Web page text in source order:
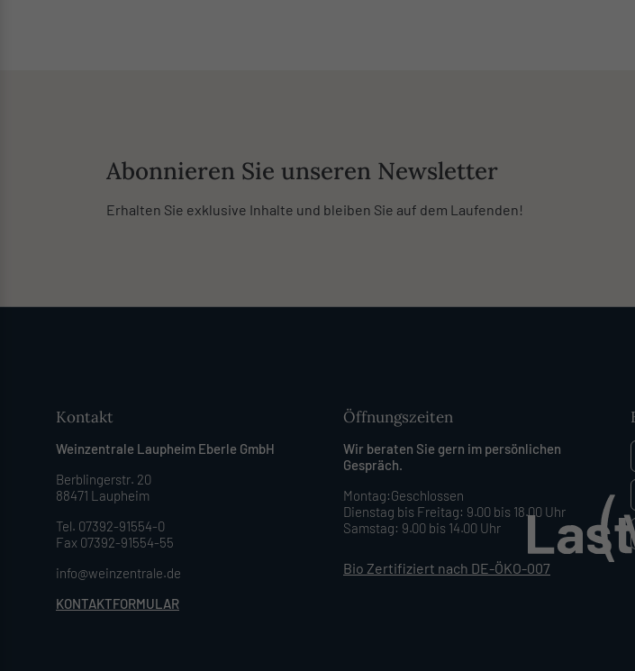
Abonnieren Sie unseren Newsletter
Erhalten Sie exklusive Inhalte und bleiben Sie auf dem Laufenden!
Kontakt
Weinzentrale Laupheim Eberle GmbH
Berblingerstr. 20
88471 Laupheim
Tel. 07392-91554-0
Fax 07392-91554-55
info@weinzentrale.de
KONTAKTFORMULAR
Öffnungszeiten
Wir beraten Sie gern im persönlichen
Gespräch.
Montag:Geschlossen
Dienstag bis Freitag: 9.00 bis 18.00 Uhr
Samstag: 9.00 bis 14.00 Uhr
Bio Zertifiziert nach DE-ÖKO-007